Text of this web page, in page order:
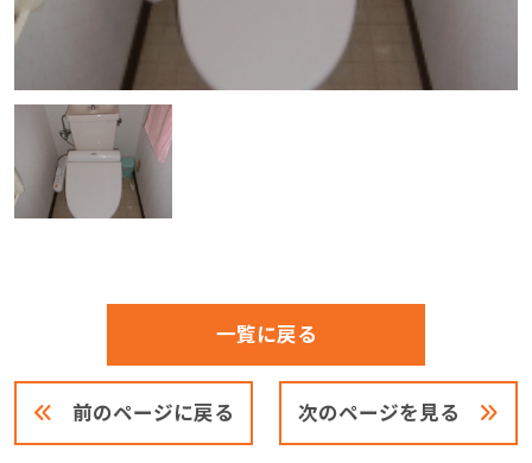
前のページに戻る
一覧に戻る
次のページを見る